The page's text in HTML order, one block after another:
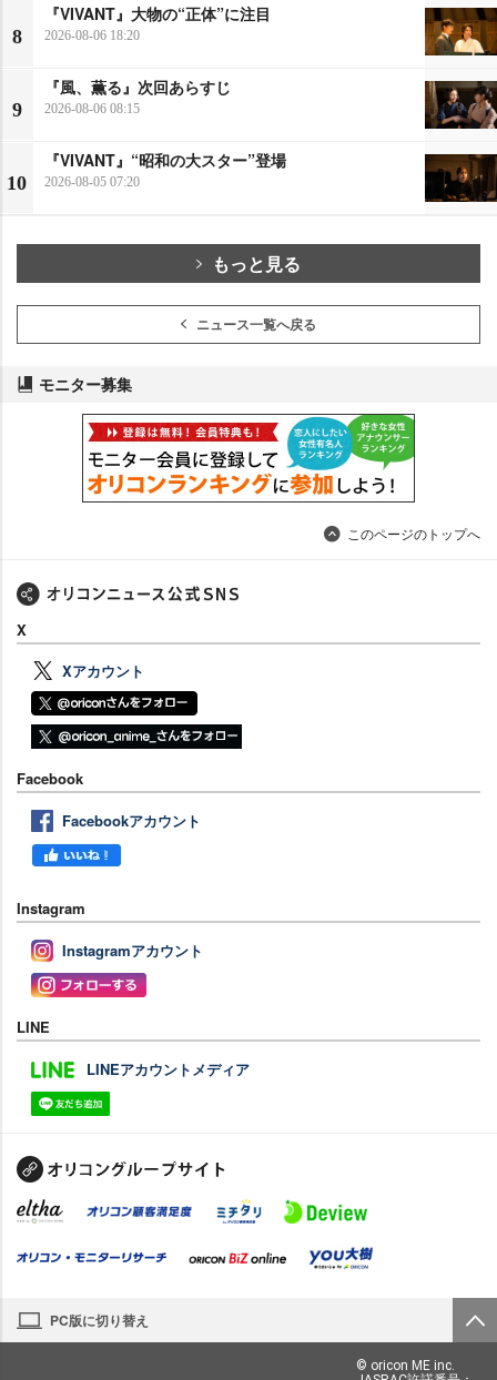
8
『VIVANT』大物の“正体”に注目
2026-08-06 18:20
9
『風、薫る』次回あらすじ
2026-08-06 08:15
10
『VIVANT』“昭和の大スター”登場
2026-08-05 07:20
もっと見る
ニュース一覧へ戻る
モニター募集
このページのトップへ
X
Xアカウント
Facebook
Facebookアカウント
Instagram
Instagramアカウント
LINE
LINEアカウントメディア
PC版に切り替え
© oricon ME inc.